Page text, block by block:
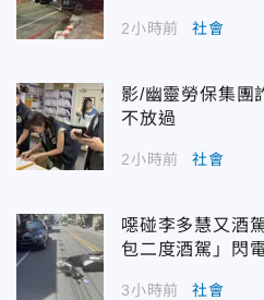
2小時前 社會
影/幽靈勞保集
不放過
2小時前 社會
噁碰李多慧又酒
包二度酒駕」閃
3小時前 社會